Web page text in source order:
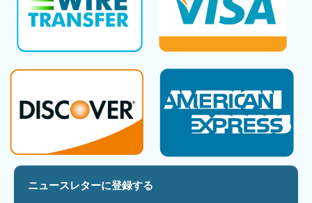
ニュースレターに登録する